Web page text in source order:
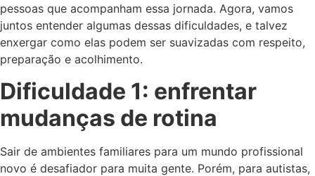
pessoas que acompanham essa jornada. Agora, vamos
juntos entender algumas dessas dificuldades, e talvez
enxergar como elas podem ser suavizadas com respeito,
preparação e acolhimento.
Dificuldade 1: enfrentar
mudanças de rotina
Sair de ambientes familiares para um mundo profissional
novo é desafiador para muita gente. Porém, para autistas,